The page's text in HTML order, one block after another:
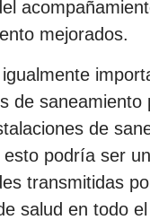
mejorados.
igualmente
de saneamiento
de
podría ser
transmitidas
salud en todo